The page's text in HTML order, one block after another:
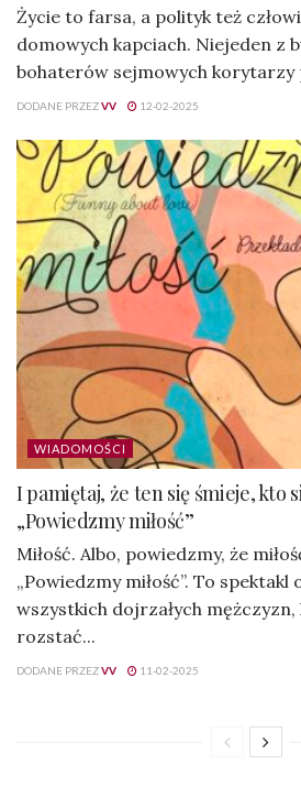
Życie to farsa, a polityk też
domowych kapciach. Niejeden z
bohaterów sejmowych korytarzy
DODANE PRZEZVV 12-02-2025
WIADOMOŚCI
I pamiętaj, że ten się śmieje, kto
„Powiedzmy miłość”
Miłość. Albo, powiedzmy, że
„Powiedzmy miłość”. To spektakl
wszystkich dojrzałych
rozstać...
DODANE PRZEZVV 11-02-2025